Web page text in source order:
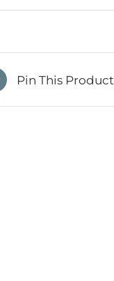
Pin This Product